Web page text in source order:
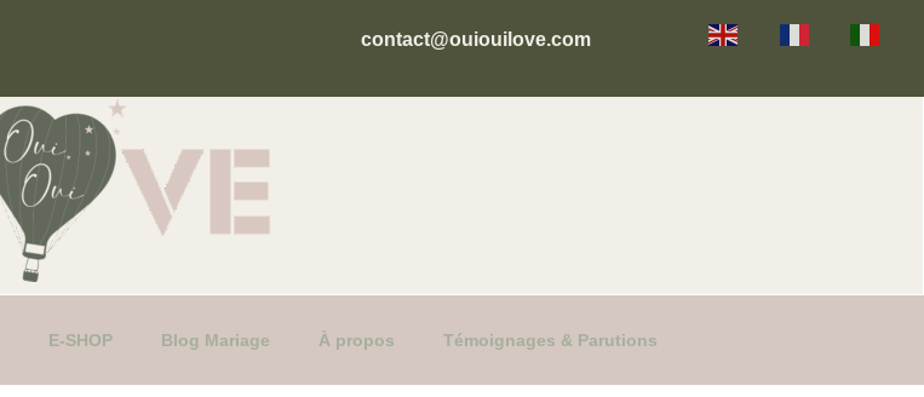
contact@ouiouilove.com
E-SHOP Blog Mariage À propos Témoignages & Parutions